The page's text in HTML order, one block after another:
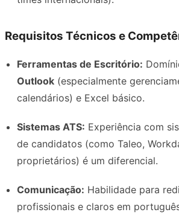
Requisitos Técnicos e
Ferramentas de Escritório:
Outlook (especialmente
calendários) e Excel básico.
Sistemas ATS: Experiência com
de candidatos (como Taleo,
proprietários) é um diferencial.
Comunicação: Habilidade para
profissionais e claros em